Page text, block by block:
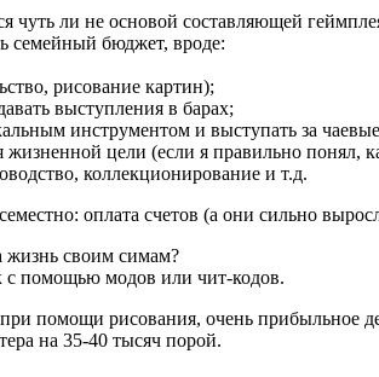
чуть ли не основой составляющей
семейный бюджет, вроде:
рисование картин);
выступления в барах;
инструментом и выступать за
жизненной цели (если я правильно
коллекционирование и т.д.
оплата счетов (а они сильно
жизнь своим симам?
с помощью модов или чит-кодов.
помощи рисования, очень прибыльное
на 35-40 тысяч порой.